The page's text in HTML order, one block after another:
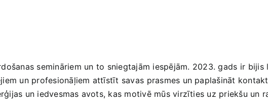
semināriem un to ⁤sniegtajām iespējām.⁣ 2023. gads ⁢ir
un profesionāļiem attīstīt savas ⁣prasmes un paplašināt
un iedvesmas avots, kas ‍motivē mūs virzīties uz priekšu un